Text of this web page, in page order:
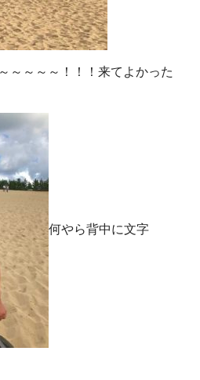
～～～～！！！来てよかった
何やら背中に文字